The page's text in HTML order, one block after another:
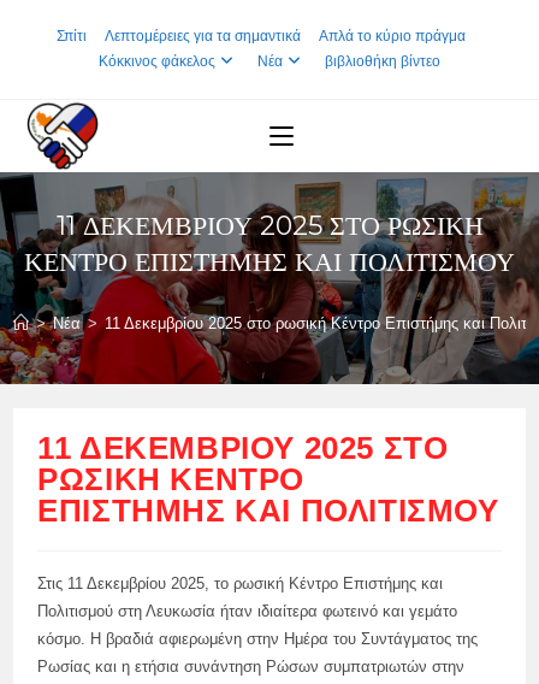
Σπίτι Λεπτομέρειες για τα σημαντικά
Απλά το κύριο πράγμα
Κόκκινος φάκελος
Νέα βιβλιοθήκη βίντεο
11 ΔΕΚΕΜΒΡΊΟΥ 2025 ΣΤΟ ΡΩΣΙΚΉ
ΚΈΝΤΡΟ ΕΠΙΣΤΉΜΗΣ ΚΑΙ ΠΟΛΙΤΙΣΜΟΎ
> Νέα > 11 Δεκεμβρίου 2025 στο ρωσική Κέντρο Επιστήμης και
11 ΔΕΚΕΜΒΡΊΟΥ 2025 ΣΤΟ
ΡΩΣΙΚΉ ΚΈΝΤΡΟ
ΕΠΙΣΤΉΜΗΣ ΚΑΙ ΠΟΛΙΤΙΣΜΟΎ
Στις 11 Δεκεμβρίου 2025, το ρωσική Κέντρο Επιστήμης και
Πολιτισμού στη Λευκωσία ήταν ιδιαίτερα φωτεινό και γεμάτο
κόσμο. Η βραδιά αφιερωμένη στην Ημέρα του Συντάγματος της
Ρωσίας και η ετήσια συνάντηση Ρώσων συμπατριωτών στην